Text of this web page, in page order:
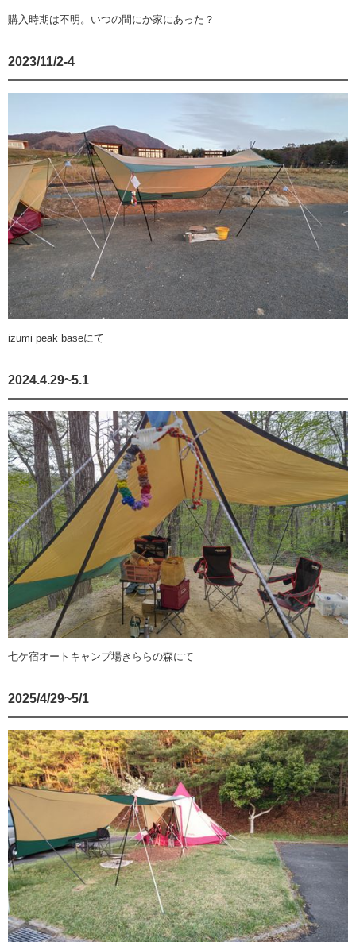
購入時期は不明。いつの間にか家にあった？
2023/11/2-4
izumi peak baseにて
2024.4.29~5.1
七ケ宿オートキャンプ場きららの森にて
2025/4/29~5/1